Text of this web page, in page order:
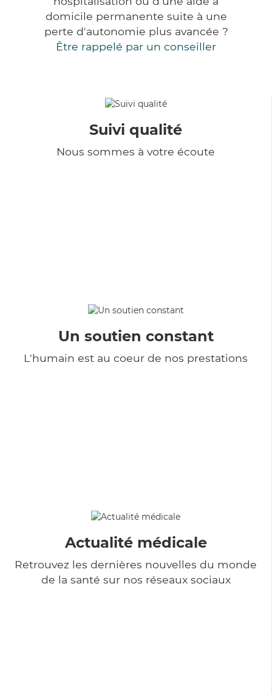
domicile permanente suite à une
perte d'autonomie plus avancée ?
Être rappelé par un conseiller
Suivi qualité
Nous sommes à votre écoute
Un soutien constant
L'humain est au coeur de nos prestations
Actualité médicale
Retrouvez les dernières nouvelles du monde
de la santé sur nos réseaux sociaux